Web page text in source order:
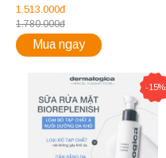
1.513.000đ
1.780.000đ
Mua ngay
-15%